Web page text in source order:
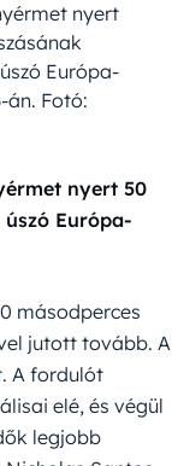
nyert
Európa-
án. Fotó:
nyert 50
Európa-
másodperces
jutott tovább. A
A fordulót
elé, és végül
legjobb